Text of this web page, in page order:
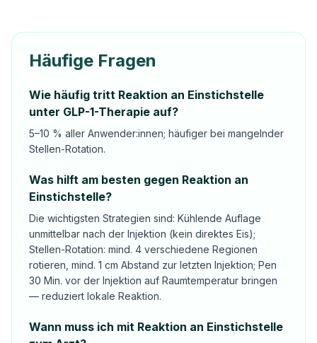
Häufige Fragen
Wie häufig tritt Reaktion an Einstichstelle
unter GLP-1-Therapie auf?
5–10 % aller Anwender:innen; häufiger bei mangelnder
Stellen-Rotation.
Was hilft am besten gegen Reaktion an
Einstichstelle?
Die wichtigsten Strategien sind: Kühlende Auflage
unmittelbar nach der Injektion (kein direktes Eis);
Stellen-Rotation: mind. 4 verschiedene Regionen
rotieren, mind. 1 cm Abstand zur letzten Injektion; Pen
30 Min. vor der Injektion auf Raumtemperatur bringen
— reduziert lokale Reaktion.
Wann muss ich mit Reaktion an Einstichstelle